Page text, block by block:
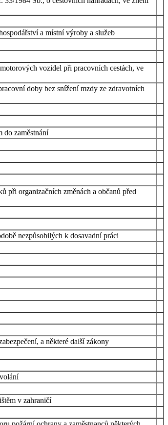
a místní výroby a služeb
vozidel při pracovních cestách, ve
doby bez snížení mzdy ze zdravotních
do zaměstnání
při organizačních změnách a občanů před
nezpůsobilých k dosavadní práci
a některé další zákony
v zahraničí